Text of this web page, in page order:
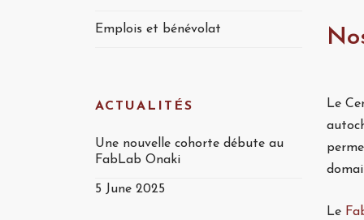
Le
Le
Emplois et bénévolat
ACTUALITÉS
Une nouvelle cohorte débute au
FabLab Onaki
5 June 2025